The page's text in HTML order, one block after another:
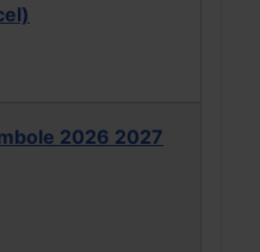
2026 2027